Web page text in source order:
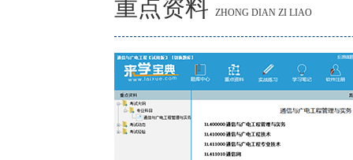
重点资料 ZHONG DIAN ZI LIAO